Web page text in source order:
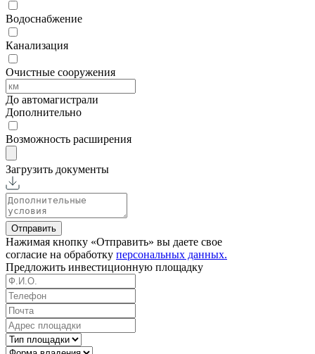
Водоснабжение
Канализация
Очистные сооружения
До автомагистрали
Дополнительно
Возможность расширения
Загрузить документы
Отправить
Нажимая кнопку «Отправить» вы даете свое
согласие на обработку персональных данных.
Предложить инвестиционную площадку